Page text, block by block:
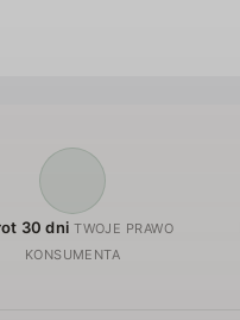
30 dni TWOJE PRAWO
KONSUMENTA